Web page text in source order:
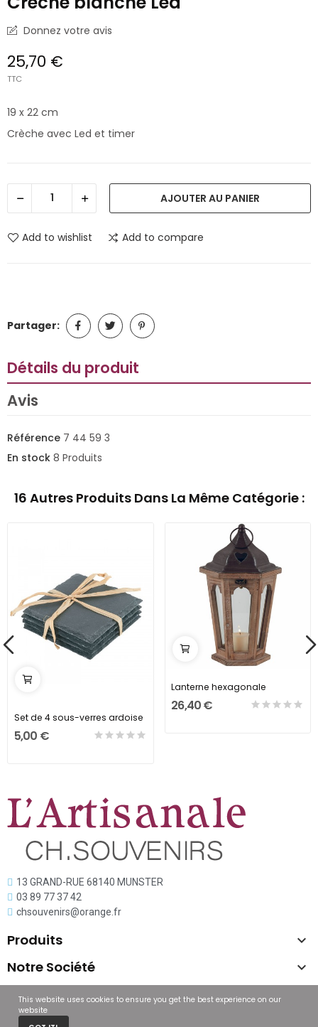
Donnez votre avis
25,70 €
TTC
19 x 22 cm
Crèche avec Led et timer
AJOUTER AU PANIER
Add to wishlist Add to compare
Partager:
Détails du produit
Avis
Référence 7 44 59 3
En stock 8 Produits
16 Autres Produits Dans La Même Catégorie :
Set de 4 sous-verres ardoise
5,00 €
Lanterne hexagonale
26,40 €
13 GRAND-RUE 68140 MUNSTER
03 89 77 37 42
chsouvenirs@orange.fr
Produits 
Notre Société 
Copyright © L'artisanal
This website uses cookies to ensure you get the best experience on our
website